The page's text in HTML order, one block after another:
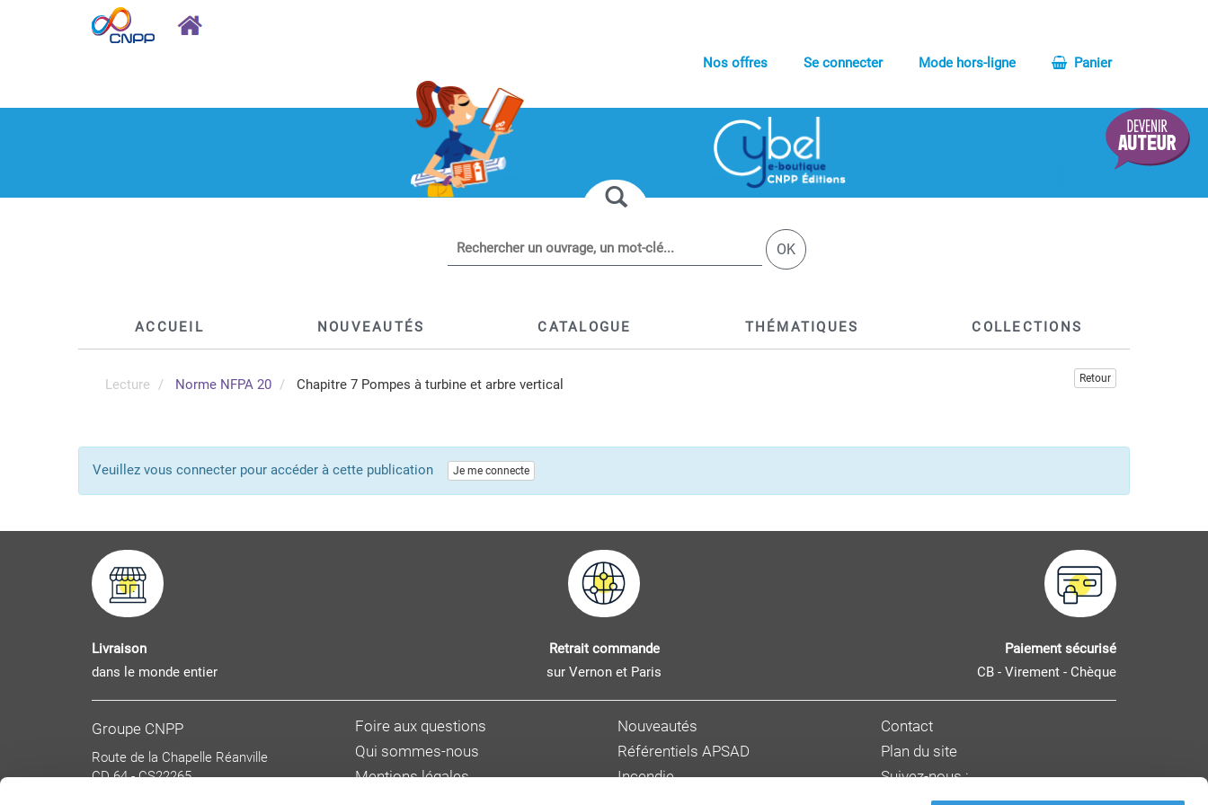
Nos offres Se connecter Mode hors-ligne Panier
OK
ACCUEIL NOUVEAUTÉS CATALOGUE THÉMATIQUES COLLECTIONS
Lecture Norme NFPA 20 Chapitre 7 Pompes à turbine et arbre vertical Retour
Veuillez vous connecter pour accéder à cette publication Je me connecte
Livraison
dans le monde entier
Retrait commande
sur Vernon et Paris
Paiement sécurisé
CB - Virement - Chèque
Groupe CNPP
Route de la Chapelle Réanville
CD 64 - CS22265
Foire aux questions
Qui sommes-nous
Mentions légales
Nouveautés
Référentiels APSAD
Incendie
Contact
Plan du site
Suivez-nous :